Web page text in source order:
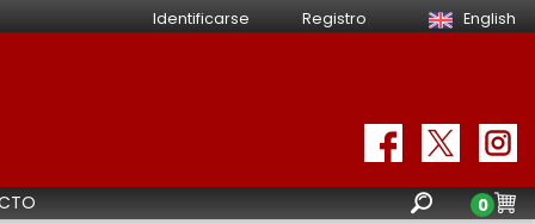
Identificarse Registro English
0